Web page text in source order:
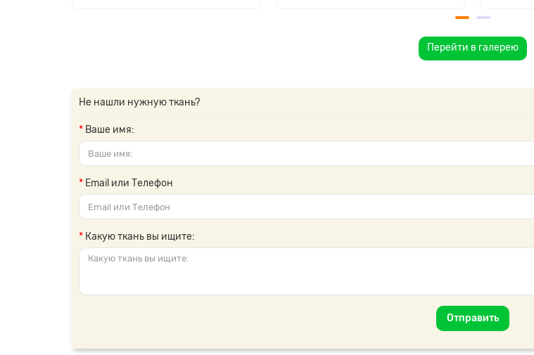
Перейти в галерею
Не нашли нужную ткань?
Ваше имя:
Email или Телефон
Какую ткань вы ищите:
Отправить